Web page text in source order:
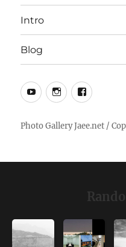
Intro
Blog
YouTubeInstagram